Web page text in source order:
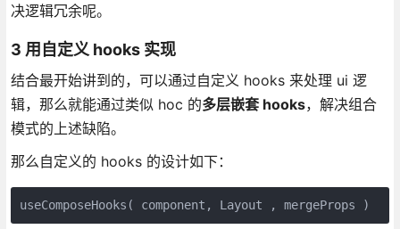
决逻辑冗余呢。
3 用自定义 hooks 实现
结合最开始讲到的，可以通过自定义 hooks 来处理 ui 逻
辑，那么就能通过类似 hoc 的多层嵌套 hooks，解决组合
模式的上述缺陷。
那么自定义的 hooks 的设计如下：